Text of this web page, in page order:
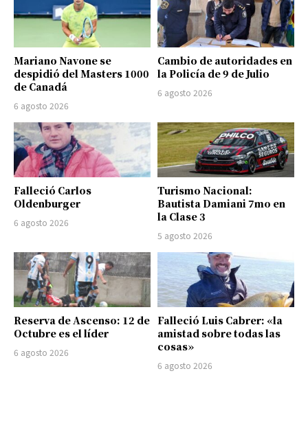
Mariano Navone se
despidió del Masters 1000
de Canadá
6 agosto 2026
Cambio de autoridades en
la Policía de 9 de Julio
6 agosto 2026
Falleció Carlos
Oldenburger
6 agosto 2026
Turismo Nacional:
Bautista Damiani 7mo en
la Clase 3
5 agosto 2026
Reserva de Ascenso: 12 de
Octubre es el líder
6 agosto 2026
Falleció Luis Cabrer: «la
amistad sobre todas las
cosas»
6 agosto 2026